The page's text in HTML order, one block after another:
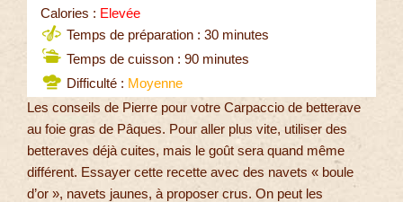
Calories : Elevée
Temps de préparation : 30 minutes
Temps de cuisson : 90 minutes
Difficulté : Moyenne
Les conseils de Pierre pour votre Carpaccio de betterave
au foie gras de Pâques. Pour aller plus vite, utiliser des
betteraves déjà cuites, mais le goût sera quand même
différent. Essayer cette recette avec des navets « boule
d’or », navets jaunes, à proposer crus. On peut les